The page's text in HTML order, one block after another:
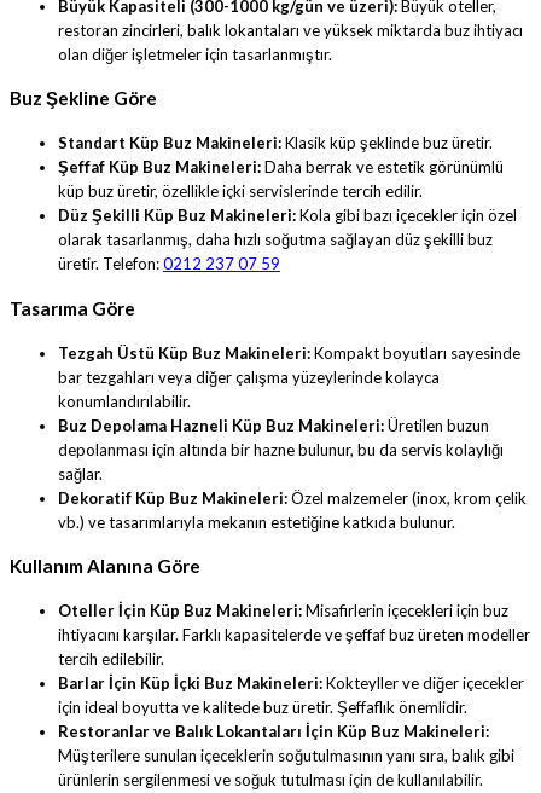
Büyük Kapasiteli (300-1000 kg/gün ve üzeri):Büyük oteller,
restoran zincirleri, balık lokantaları ve yüksek miktarda buz ihtiyacı
olan diğer işletmeler için tasarlanmıştır.
Buz Şekline Göre
Standart Küp Buz Makineleri:Klasik küp şeklinde buz üretir.
Şeffaf Küp Buz Makineleri:Daha berrak ve estetik görünümlü
küp buz üretir, özellikle içki servislerinde tercih edilir.
Düz Şekilli Küp Buz Makineleri:Kola gibi bazı içecekler için özel
olarak tasarlanmış, daha hızlı soğutma sağlayan düz şekilli buz
üretir. Telefon:0212 237 07 59
Tasarıma Göre
Tezgah Üstü Küp Buz Makineleri:Kompakt boyutları sayesinde
bar tezgahları veya diğer çalışma yüzeylerinde kolayca
konumlandırılabilir.
Buz Depolama Hazneli Küp Buz Makineleri:Üretilen buzun
depolanması için altında bir hazne bulunur, bu da servis kolaylığı
sağlar.
Dekoratif Küp Buz Makineleri:Özel malzemeler (inox, krom çelik
vb.) ve tasarımlarıyla mekanın estetiğine katkıda bulunur.
Kullanım Alanına Göre
Oteller İçin Küp Buz Makineleri:Misafirlerin içecekleri için buz
ihtiyacını karşılar. Farklı kapasitelerde ve şeffaf buz üreten modeller
tercih edilebilir.
Barlar İçin Küp İçki Buz Makineleri:Kokteyller ve diğer içecekler
için ideal boyutta ve kalitede buz üretir. Şeffaflık önemlidir.
Restoranlar ve Balık Lokantaları İçin Küp Buz Makineleri:
Müşterilere sunulan içeceklerin soğutulmasının yanı sıra, balık gibi
ürünlerin sergilenmesi ve soğuk tutulması için de kullanılabilir.